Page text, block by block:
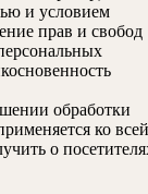
и условием
прав и свобод
обработки
ко всей
о